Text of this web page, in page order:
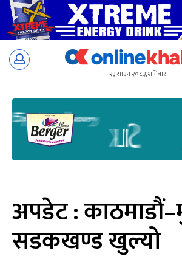
Skip
२३ साउन २०८३, शनिबार
अपडेट :
सडकखण्ड खुल्यो